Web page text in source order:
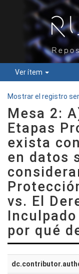
Ver ítem
Mostrar el registro
Mesa 2:
Etapas
exista
en datos
vs. El
por qué